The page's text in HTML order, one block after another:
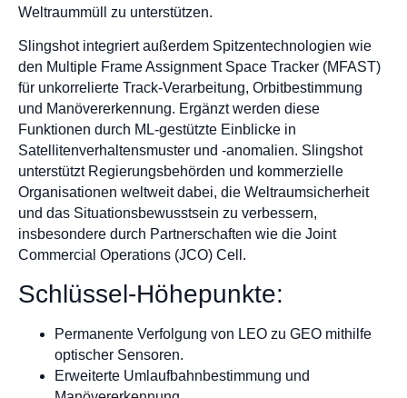
Weltraummüll zu unterstützen.
Slingshot integriert außerdem Spitzentechnologien wie
den Multiple Frame Assignment Space Tracker (MFAST)
für unkorrelierte Track-Verarbeitung, Orbitbestimmung
und Manövererkennung. Ergänzt werden diese
Funktionen durch ML-gestützte Einblicke in
Satellitenverhaltensmuster und -anomalien. Slingshot
unterstützt Regierungsbehörden und kommerzielle
Organisationen weltweit dabei, die Weltraumsicherheit
und das Situationsbewusstsein zu verbessern,
insbesondere durch Partnerschaften wie die Joint
Commercial Operations (JCO) Cell.
Schlüssel-Höhepunkte:
Permanente Verfolgung von LEO zu GEO mithilfe
optischer Sensoren.
Erweiterte Umlaufbahnbestimmung und